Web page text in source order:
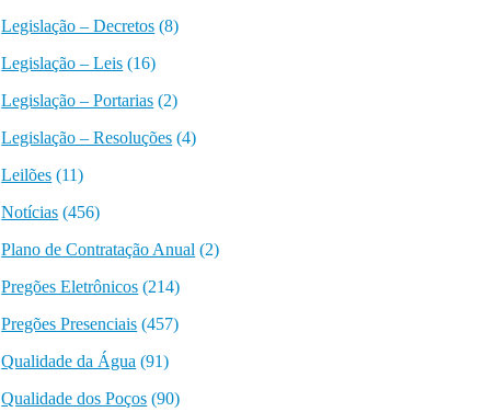
Legislação – Decretos (8)
Legislação – Leis (16)
Legislação – Portarias (2)
Legislação – Resoluções (4)
Leilões (11)
Notícias (456)
Plano de Contratação Anual (2)
Pregões Eletrônicos (214)
Pregões Presenciais (457)
Qualidade da Água (91)
Qualidade dos Poços (90)